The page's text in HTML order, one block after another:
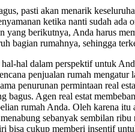
pasti akan menarik
ketika nanti sudah
yang berikutnya, Anda harus
bagian rumahnya, sehingga
hal dalam perspektif untuk
penjualan rumah
penurunan permintaan real
bagus. Agen real estat
rumah Anda. Oleh karena
sebanyak sembilan
bisa cukup memberi insentif